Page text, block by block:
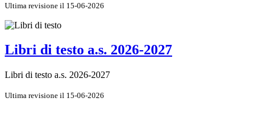
Ultima revisione il 15-06-2026
Libri di testo a.s. 2026-2027
Libri di testo a.s. 2026-2027
Ultima revisione il 15-06-2026